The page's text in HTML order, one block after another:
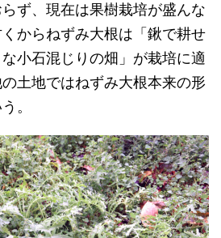
ず、現在は果樹栽培が盛んな
からねずみ大根は「鍬で耕せ
小石混じりの畑」が栽培に適
土地ではねずみ大根本来の形
。